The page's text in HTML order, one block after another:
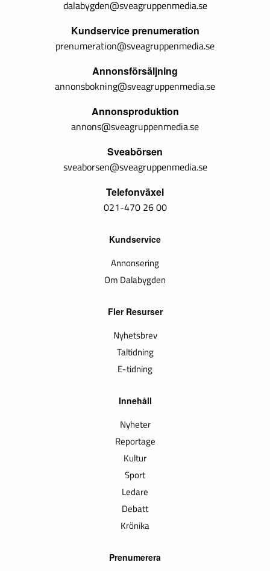
dalabygden@sveagruppenmedia.se
Kundservice prenumeration
prenumeration@sveagruppenmedia.se
Annonsförsäljning
annonsbokning@sveagruppenmedia.se
Annonsproduktion
annons@sveagruppenmedia.se
Sveabörsen
sveaborsen@sveagruppenmedia.se
Telefonväxel
021-470 26 00
Kundservice
Annonsering
Om Dalabygden
Fler Resurser
Nyhetsbrev
Taltidning
E-tidning
Innehåll
Nyheter
Reportage
Kultur
Sport
Ledare
Debatt
Krönika
Prenumerera